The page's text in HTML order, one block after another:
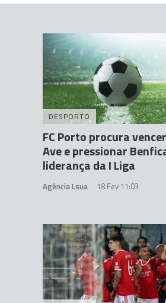
DESPORTO
FC Porto procura
Ave e pressionar
liderança da I Liga
Agência Lsua 18 Fev 11:03